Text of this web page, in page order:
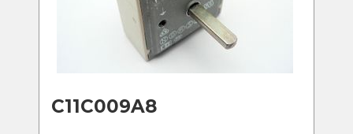
C11C009A8